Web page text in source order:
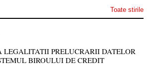
Toate stirile
LEGALITATII PRELUCRARII DATELOR
BIROULUI DE CREDIT